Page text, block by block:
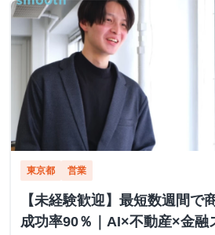
東京都 営業
【未経験歓迎】最短数週間で
成功率90％｜AI×不動産×金融